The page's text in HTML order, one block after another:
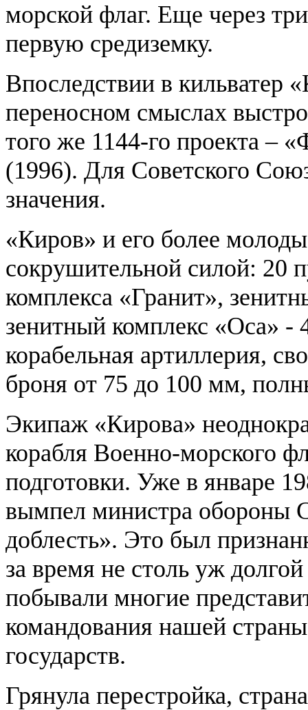
морской флаг. Еще через
первую средиземку.
Впоследствии в кильватер
переносном смыслах
того же 1144-го проекта –
(1996). Для Советского
значения.
«Киров» и его более
сокрушительной силой: 20
комплекса «Гранит»,
зенитный комплекс «Оса» -
корабельная артиллерия,
броня от 75 до 100 мм,
Экипаж «Кирова»
корабля Военно-морского
подготовки. Уже в январе
вымпел министра обороны
доблесть». Это был
за время не столь уж
побывали многие
командования нашей
государств.
Грянула перестройка,